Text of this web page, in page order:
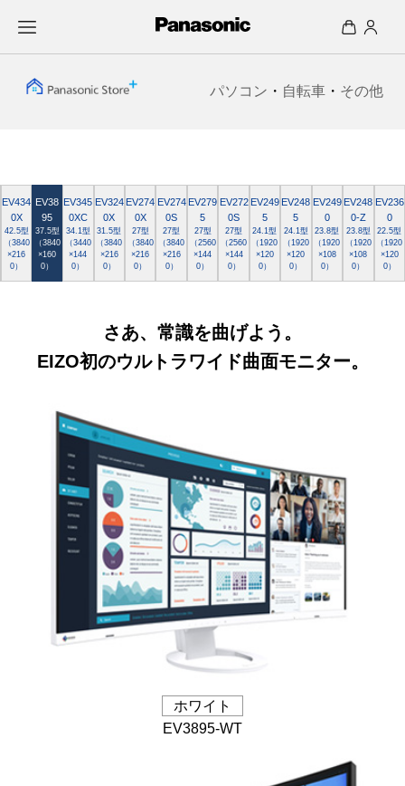
パソコン ・ 自転車 ・ その他
EV434
0X
42.5型
（3840
×216
0）
EV38
95
37.5型
（3840
×160
0）
EV345
0XC
34.1型
（3440
×144
0）
EV324
0X
31.5型
（3840
×216
0）
EV274
0X
27型
（3840
×216
0）
EV274
0S
27型
（3840
×216
0）
EV279
5
27型
（2560
×144
0）
EV272
0S
27型
（2560
×144
0）
EV249
5
24.1型
（1920
×120
0）
EV248
5
24.1型
（1920
×120
0）
EV249
0
23.8型
（1920
×108
0）
EV248
0-Z
23.8型
（1920
×108
0）
EV236
0
22.5型
（1920
×120
0）
さあ、常識を曲げよう。
EIZO初のウルトラワイド曲面モニター。
ホワイト
EV3895-WT